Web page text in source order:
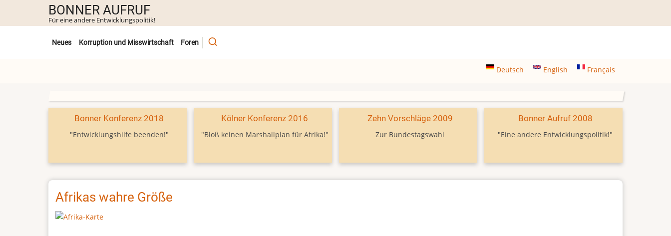
Inhalt
BONNER AUFRUF
Für eine andere Entwicklungspolitik!
Untermenü
Neues Korruption und Misswirtschaft Foren
Deutsch English Français
Bonner Konferenz 2018
"Entwicklungshilfe beenden!"
Kölner Konferenz 2016
"Bloß keinen Marshallplan für Afrika!"
Zehn Vorschläge 2009
Zur Bundestagswahl
Bonner Aufruf 2008
"Eine andere Entwicklungspolitik!"
Afrikas wahre Größe